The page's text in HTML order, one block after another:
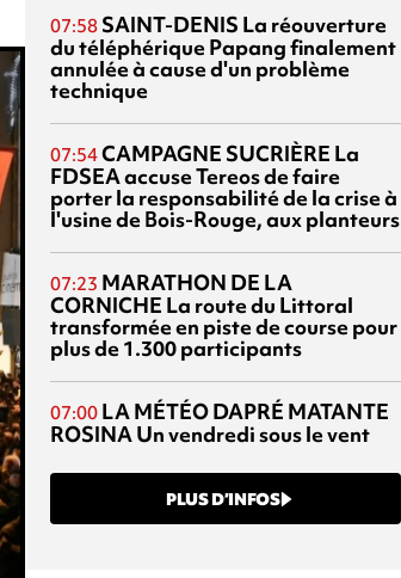
07:58 SAINT-DENIS La réouverture
du téléphérique Papang finalement
annulée à cause d'un problème
technique
07:54CAMPAGNE SUCRIÈRE La
FDSEA accuse Tereos de faire
porter la responsabilité de la crise à
l'usine de Bois-Rouge, aux planteurs
07:23 MARATHON DE LA
CORNICHE La route du Littoral
transformée en piste de course pour
plus de 1.300 participants
07:00 LA MÉTÉO DAPRÉ MATANTE
ROSINAUn vendredi sous le vent
PLUS D’INFOS